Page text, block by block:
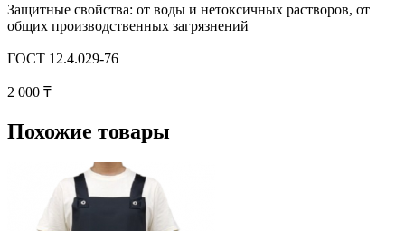
Защитные свойства: от воды и нетоксичных растворов, от
общих производственных загрязнений
ГОСТ 12.4.029-76
2 000 ₸
Похожие товары